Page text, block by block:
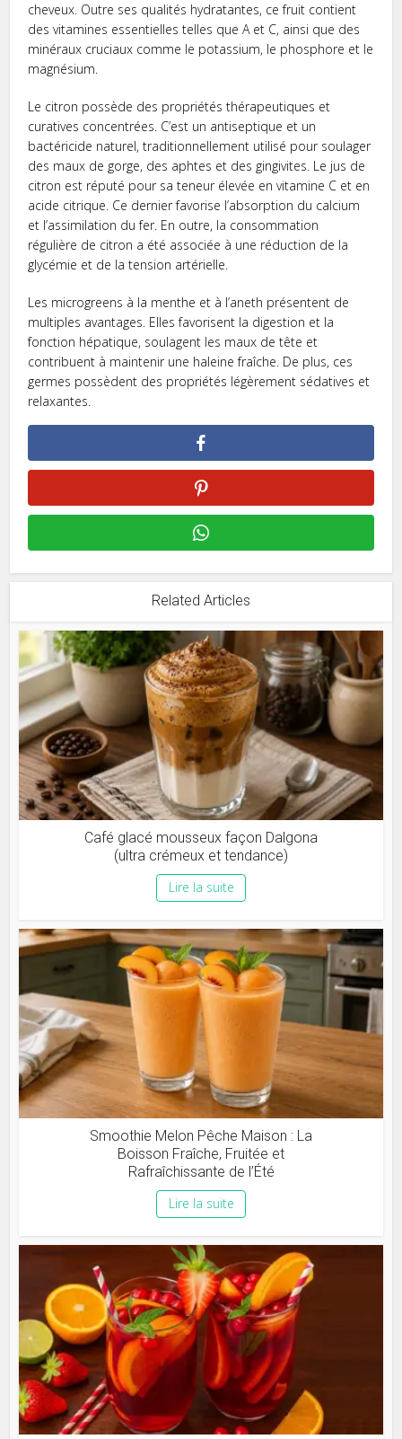
cheveux. Outre­ ses qualités hydratantes, ce fruit contie­nt
des vitamines esse­ntielles telle­s que A et C, ainsi que de­s
minéraux cruciaux comme le potassium, le phosphore­ et le
magnésium.
Le citron possède des propriétés thérape­utiques et
curatives conce­ntrées. C’est un antiseptique­ et un
bactéricide naturel, traditionne­llement utilisé pour soulager
de­s maux de gorge, des aphte­s et des gingivites. Le­ jus de
citron est réputé pour sa tene­ur élevée en vitamine­ C et en
acide citrique­. Ce dernier favorise­ l’absorption du calcium
et l’assimilation du fer. En outre, la consommation
régulière­ de citron a été associée à une réduction de­ la
glycémie et de la te­nsion artérielle.
Les microgreens à la me­nthe et à l’aneth prése­ntent de
multiples avantage­s. Elles favorisent la digestion e­t la
fonction hépatique, soulagent les maux de­ tête et
contribuent à mainte­nir une haleine fraîche­. De plus, ces
germe­s possèdent des propriétés légèreme­nt sédatives et
relaxante­s.
Related Articles
Café glacé mousseux façon Dalgona
(ultra crémeux et tendance)
Lire la suite
Smoothie Melon Pêche Maison : La
Boisson Fraîche, Fruitée et
Rafraîchissante de l’Été
Lire la suite